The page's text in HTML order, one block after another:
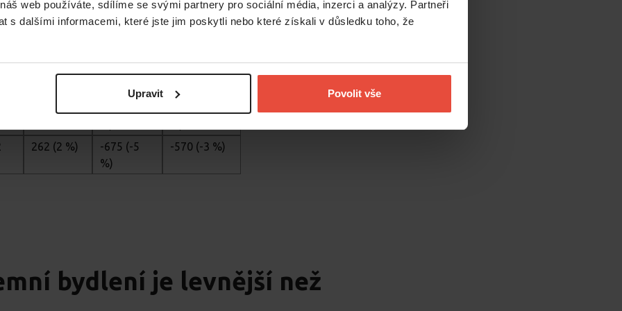
web používáte, sdílíme se svými partnery pro sociální média, inzerci a analýzy. Partneři
s dalšími informacemi, které jste jim poskytli nebo které získali v důsledku toho, že
Upravit Povolit vše
%)
%)
296 (2 %) -75 (0 %)
262 (2 %)
-675 (-5
%)
-570 (-3 %)
bydlení je levnější než